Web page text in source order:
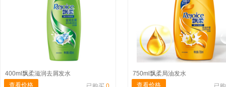
400ml飘柔滋润去屑发水
查看价格
750ml飘柔局油发水
查看价格